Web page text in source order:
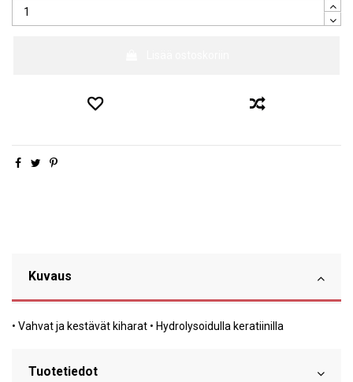
Kuvaus
• Vahvat ja kestävät kiharat • Hydrolysoidulla keratiinilla
Tuotetiedot